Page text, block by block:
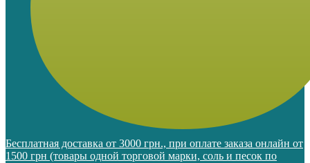
Бесплатная доставка от 3000 грн., при оплате заказа онлайн от
1500 грн (товары одной торговой марки, соль и песок по